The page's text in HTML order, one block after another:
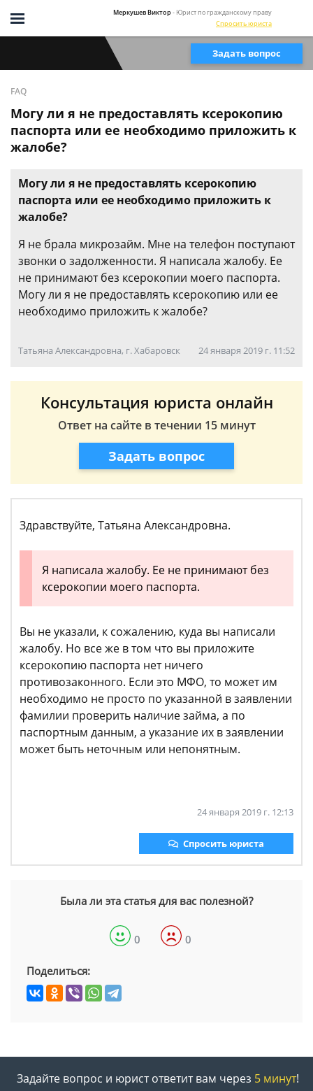
Меркушев Виктор- Юрист по гражданскому праву
Спросить юриста
Задать вопрос
FAQ
Могу ли я не предоставлять ксерокопию
паспорта или ее необходимо приложить к
жалобе?
Могу ли я не предоставлять ксерокопию
паспорта или ее необходимо приложить к
жалобе?
Я не брала микрозайм. Мне на телефон поступают
звонки о задолженности. Я написала жалобу. Ее
не принимают без ксерокопии моего паспорта.
Могу ли я не предоставлять ксерокопию или ее
необходимо приложить к жалобе?
Татьяна Александровна, г. Хабаровск 24 января 2019 г. 11:52
Консультация юриста онлайн
Ответ на сайте в течении 15 минут
Задать вопрос
Здравствуйте, Татьяна Александровна.
Я написала жалобу. Ее не принимают без
ксерокопии моего паспорта.
Вы не указали, к сожалению, куда вы написали
жалобу. Но все же в том что вы приложите
ксерокопию паспорта нет ничего
противозаконного. Если это МФО, то может им
необходимо не просто по указанной в заявлении
фамилии проверить наличие займа, а по
паспортным данным, а указание их в заявлении
может быть неточным или непонятным.
24 января 2019 г. 12:13
Спросить юриста
Была ли эта статья для вас полезной?
0 0
Поделиться:
Задайте вопрос и юрист ответит вам через 5 минут!